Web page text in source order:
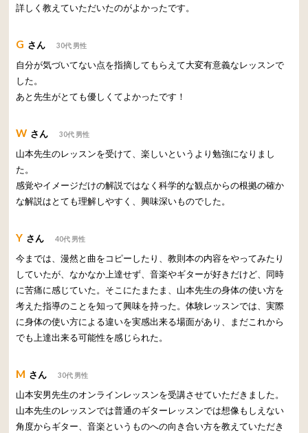
詳しく教えていただいたのがよかったです。
G さん 30代 男性
自分が気づいてない点を指摘してもらえて大変有意義なレッスンで
した。
あと先生がとても優しくてよかったです！
W さん 30代 男性
山本先生のレッスンを受けて、楽しいというより勉強になりまし
た。
感覚やイメージだけの解説ではなく科学的な観点からの根拠の確か
な解説はとても理解しやすく、興味深いものでした。
Y さん 40代 男性
今までは、漫然と曲をコピーしたり、教則本の内容をやってみたり
していたが、なかなか上達せず、音楽やギターが好きだけど、同時
に苦痛に感じていた。そこにたまたま、山本先生の身体の使い方を
考えた指導のことを知って興味を持った。体験レッスンでは、実際
に身体の使い方による違いを実感出来る場面があり、まだこれから
でも上達出来る可能性を感じられた。
M さん 30代 男性
山本安男先生のオンラインレッスンを受講させていただきました。
山本先生のレッスンでは普通のギターレッスンでは想像もしえない
角度からギター、音楽というものへの向き合い方を教えていただき